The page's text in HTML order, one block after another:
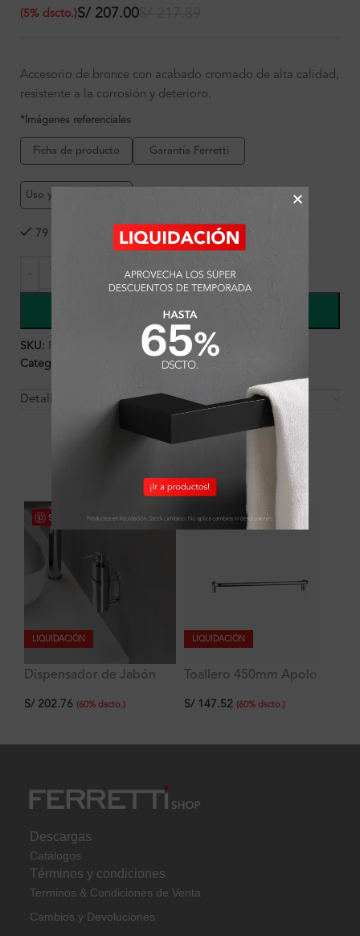
S/ 207.00
(5% dscto.)
Accesorio de bronce con acabado cromado de alta calidad,
resistente a la corrosión y deterioro.
*Imágenes referenciales
Ficha de producto Garantía Ferretti
Uso y mantenimiento
79 disponibles
COMPRAR
SKU: FA1060
Categorías:
Ambientes
Detalles y Material
OTROS PRODUCTOS QUE PUEDEN
INTERESARTE
Save
LIQUIDACIÓN
Dispensador de Jabón
tipo Botella
S/ 202.76 (60% dscto.)
Save
LIQUIDACIÓN
Toallero 450mm Apolo
S/147.52 (60% dscto.)
Descargas
Catálogos
Términos y condiciones
Terminos & Condiciones de Venta
Cambios y Devoluciones